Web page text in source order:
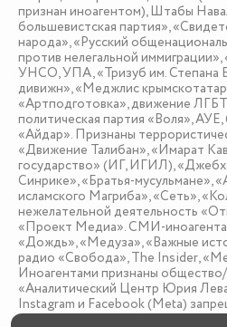
признан иноагентом), Штабы
большевистская партия»,
народа», «Русский
против нелегальной
УНСО, УПА, «Тризуб им. Степана
дивижн», «Меджлис
«Артподготовка», движение
политическая партия «Воля»,
«Айдар». Признаны
«Движение Талибан», «Имарат
государство» (ИГ, ИГИЛ),
Синрике», «Братья-мусульмане»,
исламского Магриба», «Сеть»,
нежелательной деятельность
«Проект Медиа». СМИ-
«Дождь», «Медуза», «Важные
радио «Свобода», The Insider,
Иноагентами признаны
«Аналитический Центр Юрия
Instagram и Facebook (Metа)